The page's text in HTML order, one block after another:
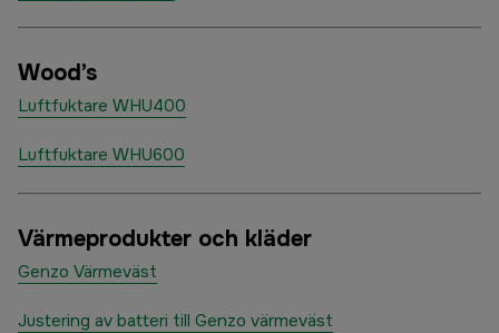
Wood’s
Luftfuktare WHU400
Luftfuktare WHU600
Värmeprodukter och kläder
Genzo Värmeväst
Justering av batteri till Genzo värmeväst